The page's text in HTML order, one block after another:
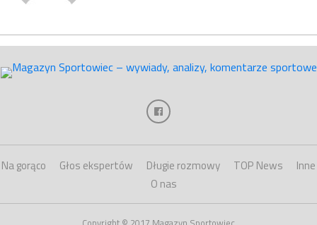
Na gorąco Głos ekspertów Długie rozmowy TOP News
Inne
O nas